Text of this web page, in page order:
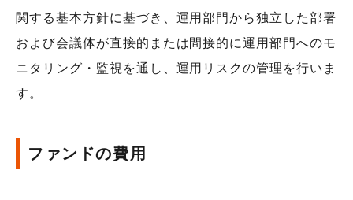
関する基本方針に基づき、運用部門から独立した部署
および会議体が直接的または間接的に運用部門へのモ
ニタリング・監視を通し、運用リスクの管理を行いま
す。
ファンドの費用